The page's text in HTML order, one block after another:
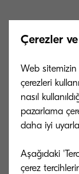
İş
Çerezler
Web sitemizin
çerezleri
nasıl
pazarlama
daha iyi
Aşağıdaki
çerez